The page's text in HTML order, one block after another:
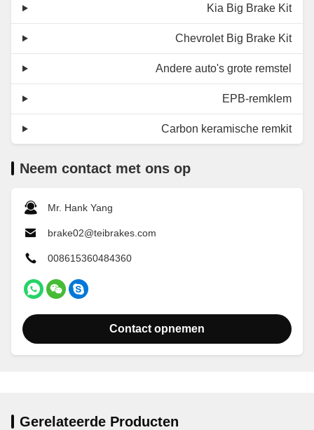
Kia Big Brake Kit
Chevrolet Big Brake Kit
Andere auto's grote remstel
EPB-remklem
Carbon keramische remkit
Neem contact met ons op
Mr. Hank Yang
brake02@teibrakes.com
008615360484360
Contact opnemen
Gerelateerde Producten